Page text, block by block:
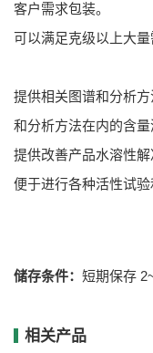
客户需求包装。
可以满足克级以上大量
提供相关图谱和分析
和分析方法在内的含量
提供改善产品水溶性解
便于进行各种活性试验
储存条件： 短期保存
相关产品